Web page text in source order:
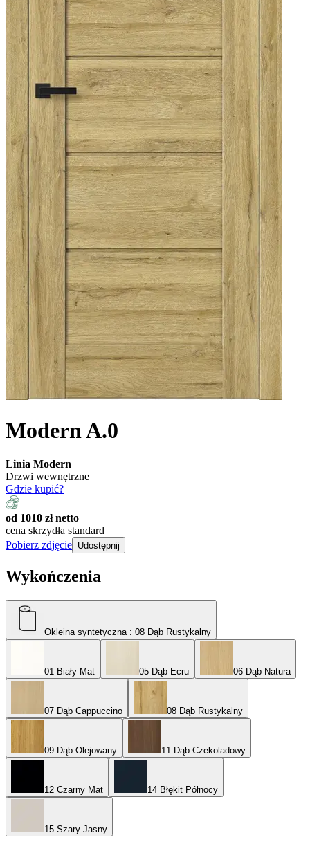
Modern A.0
Linia Modern
Drzwi wewnętrzne
Gdzie kupić?
od 1010 zł netto
cena skrzydła standard
Pobierz zdjęcie Udostępnij
Wykończenia
Okleina syntetyczna : 08 Dąb Rustykalny
01 Biały Mat 05 Dąb Ecru 06 Dąb Natura
07 Dąb Cappuccino 08 Dąb Rustykalny
09 Dąb Olejowany 11 Dąb Czekoladowy
12 Czarny Mat 14 Błękit Północy
15 Szary Jasny